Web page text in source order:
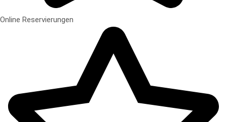
Online Reservierungen